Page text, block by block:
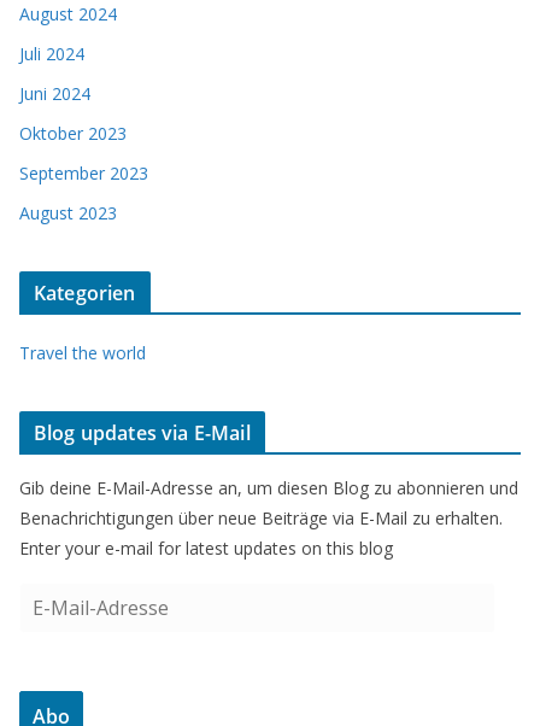
August 2024
Juli 2024
Juni 2024
Oktober 2023
September 2023
August 2023
Kategorien
Travel the world
Blog updates via E-Mail
Gib deine E-Mail-Adresse an, um diesen Blog zu abonnieren und
Benachrichtigungen über neue Beiträge via E-Mail zu erhalten.
Enter your e-mail for latest updates on this blog
a
Abo